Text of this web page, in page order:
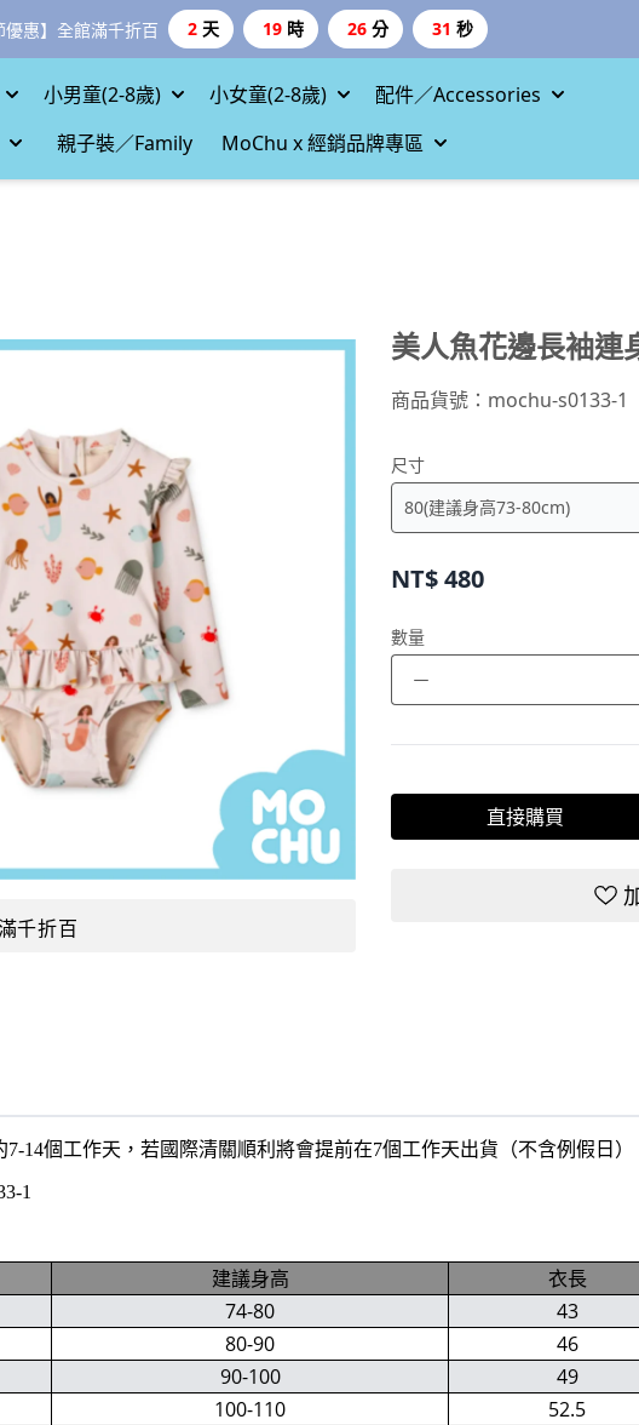
優惠】全館滿千折百 2 天 19 時 26 分 30 秒
小男童(2-8歲) 小女童(2-8歲)
配件／Accessories
親子裝／Family MoChu x 經銷品牌專區
千折百
美人魚花邊長袖連
商品貨號： mochu-s0133-1
尺寸
NT$480
數量
－
直接購買
7-14個工作天，若國際清關順利將會提前在7個工作天出貨（不含例假日）
1
建議身高 衣長
74-80 43
80-90 46
90-100 49
100-110 52.5